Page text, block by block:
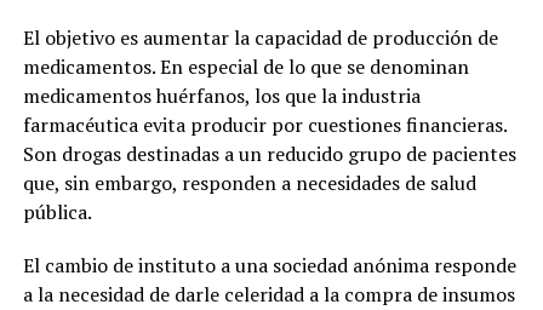
El objetivo es aumentar la capacidad de producción de
medicamentos. En especial de lo que se denominan
medicamentos huérfanos, los que la industria
farmacéutica evita producir por cuestiones financieras.
Son drogas destinadas a un reducido grupo de pacientes
que, sin embargo, responden a necesidades de salud
pública.
El cambio de instituto a una sociedad anónima responde
a la necesidad de darle celeridad a la compra de insumos